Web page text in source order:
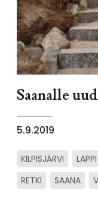
Saanalle
5.9.2019
KILPISJÄRVI LAPPI
RETKI
SAANA